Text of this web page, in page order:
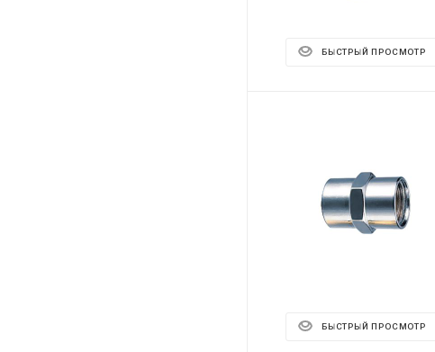
БЫСТРЫЙ ПРОСМОТР
БЫСТРЫЙ ПРОСМОТР